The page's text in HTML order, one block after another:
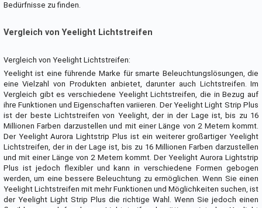
Bedürfnisse zu finden.
Vergleich von Yeelight Lichtstreifen
Vergleich von Yeelight Lichtstreifen:
Yeelight ist eine führende Marke für smarte Beleuchtungslösungen, die
eine Vielzahl von Produkten anbietet, darunter auch Lichtstreifen. Im
Vergleich gibt es verschiedene Yeelight Lichtstreifen, die in Bezug auf
ihre Funktionen und Eigenschaften variieren. Der Yeelight Light Strip Plus
ist der beste Lichtstreifen von Yeelight, der in der Lage ist, bis zu 16
Millionen Farben darzustellen und mit einer Länge von 2 Metern kommt.
Der Yeelight Aurora Lightstrip Plus ist ein weiterer großartiger Yeelight
Lichtstreifen, der in der Lage ist, bis zu 16 Millionen Farben darzustellen
und mit einer Länge von 2 Metern kommt. Der Yeelight Aurora Lightstrip
Plus ist jedoch flexibler und kann in verschiedene Formen gebogen
werden, um eine bessere Beleuchtung zu ermöglichen. Wenn Sie einen
Yeelight Lichtstreifen mit mehr Funktionen und Möglichkeiten suchen, ist
der Yeelight Light Strip Plus die richtige Wahl. Wenn Sie jedoch einen